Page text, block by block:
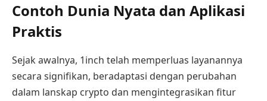
Contoh Dunia Nyata dan Aplikasi
Praktis
Sejak awalnya, 1inch telah memperluas layanannya
secara signifikan, beradaptasi dengan perubahan
dalam lanskap crypto dan mengintegrasikan fitur